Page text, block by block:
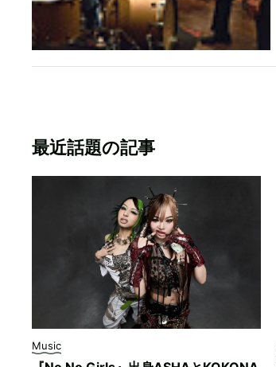
最近話題の記事
Music